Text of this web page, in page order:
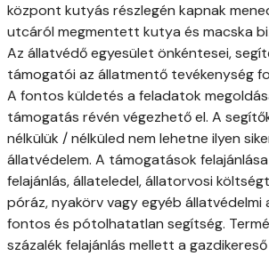
központ kutyás részlegén kapnak
utcáról megmentett kutya és macska
Az állatvédő egyesület önkéntesei,
támogatói az állatmentő tevékenység
A fontos küldetés a feladatok
támogatás révén végezhető el. A
nélkülük / nélküled nem lehetne ilyen
állatvédelem. A támogatások felajánlása
felajánlás, állateledel, állatorvosi
póráz, nyakörv vagy egyéb állatvédelmi
fontos és pótolhatatlan segítség.
százalék felajánlás mellett a